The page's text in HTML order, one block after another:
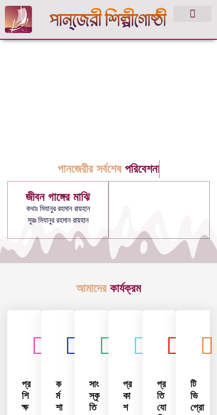
পানজেরীর সর্বশেষ পরিবেশনা
জীবন গাঙ্গের মাঝি
কথাঃ মিযানুর রহমান রায়হান
সুরঃ মিযানুর রহমান রায়হান
আমাদের কার্যক্রম
প্র
শি
ক্ষ
ক
র্ম
শা
সাং
স্কৃ
তি
প্র
কা
শ
প্র
তি
যো
টি
ভি
প্রো